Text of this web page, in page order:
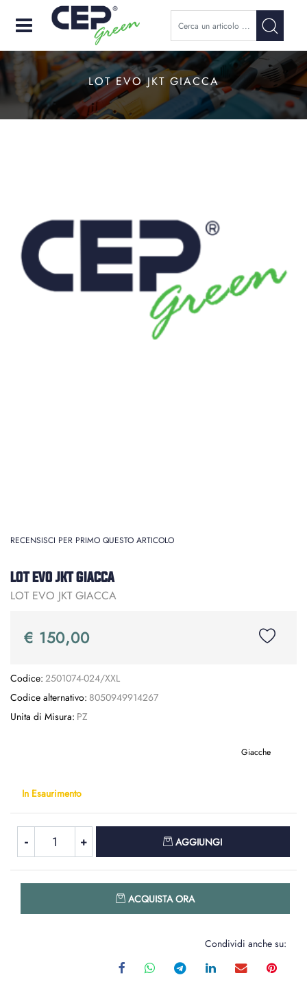
Open
LOT EVO JKT GIACCA
RECENSISCI PER PRIMO QUESTO ARTICOLO
LOT EVO JKT GIACCA
LOT EVO JKT GIACCA
€ 150,00
Codice: 2501074-024/XXL
Codice alternativo: 8050949914267
Unita di Misura: PZ
Giacche
In Esaurimento
AGGIUNGI
ACQUISTA ORA
Condividi anche su: